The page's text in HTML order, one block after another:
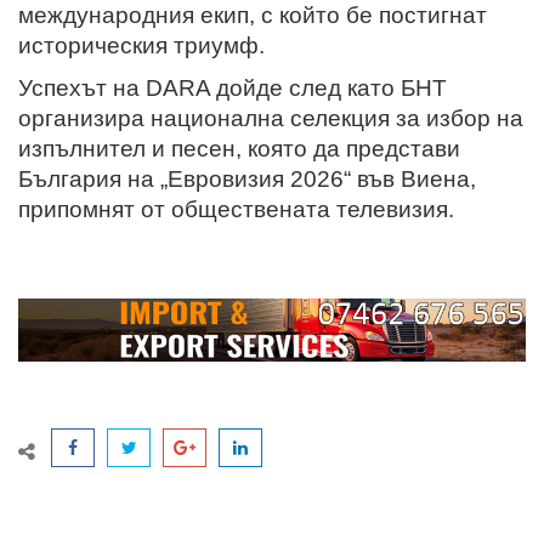
международния екип, с който бе постигнат
историческия триумф.
Успехът на DARA дойде след като БНТ
организира национална селекция за избор на
изпълнител и песен, която да представи
България на „Евровизия 2026“ във Виена,
припомнят от обществената телевизия.